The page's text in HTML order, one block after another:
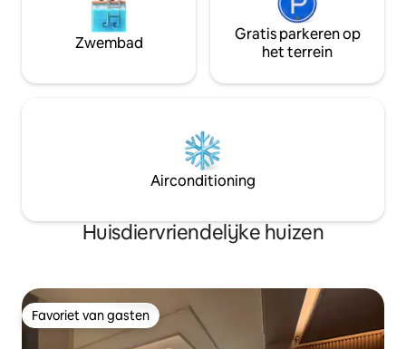
senioren Voor kinderen is er een
minizwembad~ Neem na het reserveren
contact met ons op en wij geven u meer
kg) Schoonmaakkosten (30.000 won)
won! Vuurplaats
Gietijzeren
⭐Wegwerpartikelen
binnen 20
Cheongdo IC
Danjangcheon
Zwembad
Gratis parkeren op
het terrein
Airconditioning
Huisdiervriendelijke huizen
Favoriet van gasten
Favoriet van gasten